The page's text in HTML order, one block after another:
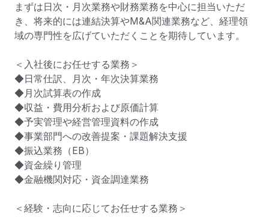
まずは日次・月次業務や財務業務を中心に担当いただ
き、将来的には連結決算やM&A関連業務など、経理領
域の専門性を広げていただくことを期待しています。
＜入社後にお任せする業務＞
◆日常仕訳、月次・年次決算業務
◆月次試算表の作成
◆収益・費用分析および原価計算
◆予実管理や経営管理資料の作成
◆事業部門への改善提案・課題解決支援
◆振込業務（EB）
◆資金繰り管理
◆金融機関対応・資金調達業務
＜経験・志向に応じてお任せする業務＞